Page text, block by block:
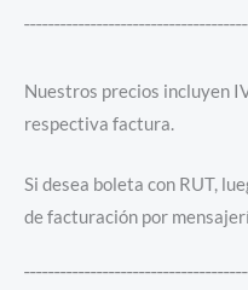
Nuestros precios incluyen
respectiva factura.
Si desea boleta con RUT,
de facturación por